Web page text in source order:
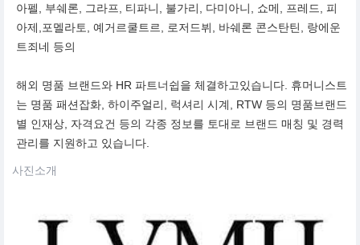
아펠, 부쉐론, 그라프, 티파니, 불가리, 다미아니, 쇼메, 프레드, 피
아제,포멜라토, 예거르쿨트르, 로저드뷔, 바쉐론 콘스탄틴, 랑에운
트죄네 등의
해외 명품 브랜드와 HR 파트너쉽을 체결하고있습니다. 휴머니스트
는 명품 패션잡화, 하이주얼리, 럭셔리 시계, RTW 등의 명품브랜드
별 인재상, 자격요건 등의 각종 정보를 토대로 브랜드 매칭 및 경력
관리를 지원하고 있습니다.
사진소개